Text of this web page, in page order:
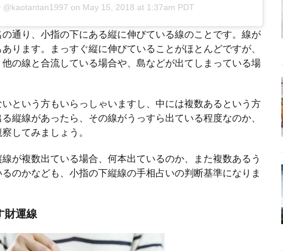
@kaotantan1997 on May 15, 2018 at 1:37am PDT
通り、小指の下にある縦に伸びている線のことです。線が
ります。まっすぐ縦に伸びていることがほとんどですが、
の線と合流している場合や、島などが出てしまっている場
という方もいらっしゃいますし、中には複数あるという方
縦線があったら、その線がうっすら出ている程度なのか、
してみましょう。
が複数出ている場合、何本出ているのか、また複数あるう
のかなども、小指の下縦線の手相占いの判断基準になりま
財運線